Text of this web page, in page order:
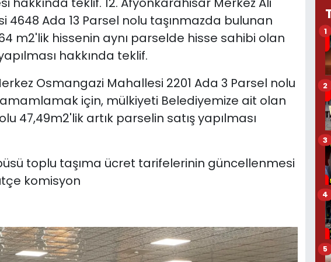
4648 Ada 13 Parsel nolu taşınmazda bulunan
m2'lik hissenin aynı parselde hisse sahibi olan
hakkında teklif.
Osmangazi Mahallesi 2201 Ada 3 Parsel nolu
tamamlamak için, mülkiyeti Belediyemize ait olan
47,49m2'lik artık parselin satış yapılması
toplu taşıma ücret tarifelerinin güncellenmesi
komisyon
1
2
3
4
5